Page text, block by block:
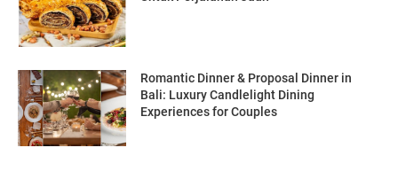
Romantic Dinner & Proposal Dinner in
Bali: Luxury Candlelight Dining
Experiences for Couples